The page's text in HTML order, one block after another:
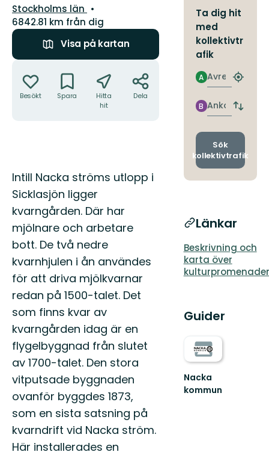
Län:
Stockholms län
6842.81 km från dig
Visa på kartan
Besökt Spara
Hitta
hit
Dela
Beskrivning
Intill Nacka ströms utlopp i
Sicklasjön ligger
kvarngården. Där har
mjölnare och arbetare
bott. De två nedre
kvarnhjulen i ån användes
för att driva mjölkvarnar
redan på 1500-talet. Det
som finns kvar av
kvarngården idag är en
flygelbyggnad från slutet
av 1700-talet. Den stora
vitputsade byggnaden
ovanför byggdes 1873,
som en sista satsning på
kvarndrift vid Nacka ström.
Här installerades en
Ta dig hit
med
kollektivtr
afik
Avresa
A
Hitta
Ankomst
B
Byt
och
Sök
kollektivtrafik
Länkar
Beskrivning och
karta över
Guider
Nacka
kommun